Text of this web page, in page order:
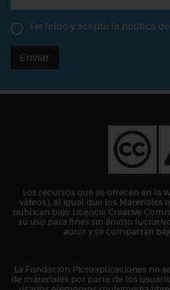
He leído y acepto la política
Enviar
Los recursos que se ofrecen en la
vídeos), al igual que los Materiales
publican bajo Licencia Creative
su uso para fines sin ánimo
autor y se compartan
La Fundación Pictoaplicaciones no
de materiales por parte de los